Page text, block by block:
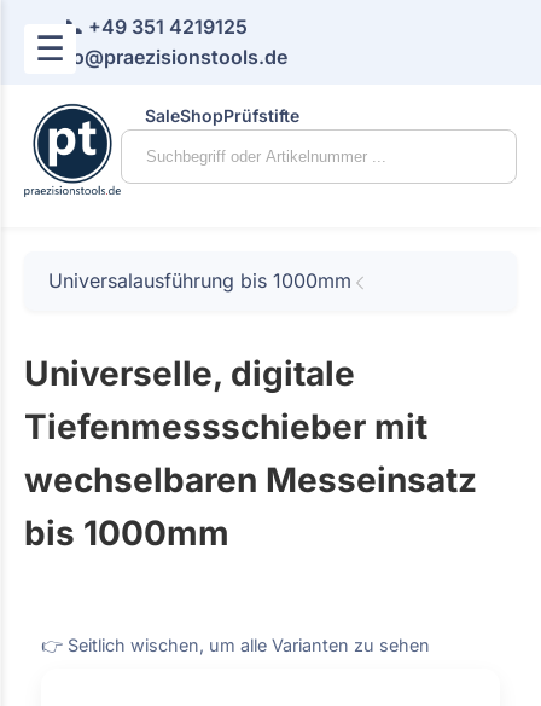
☰
📞 +49 351 4219125
📧 info@praezisionstools.de
SaleShopPrüfstifte
Universalausführung bis 1000mm
Universelle, digitale
Tiefenmessschieber mit
wechselbaren Messeinsatz
bis 1000mm
👉 Seitlich wischen, um alle Varianten zu sehen